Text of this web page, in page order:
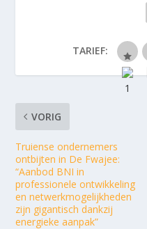
TARIEF:
VORIG
Truiense ondernemers
ontbijten in De Fwajee:
“Aanbod BNI in
professionele ontwikkeling
en netwerkmogelijkheden
zijn gigantisch dankzij
energieke aanpak”